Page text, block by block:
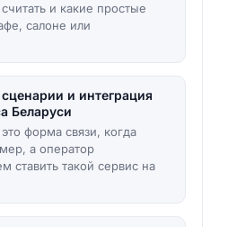
и какие простые
салоне или
и интеграция
Беларуси
форма связи, когда
а оператор
ставить такой сервис на